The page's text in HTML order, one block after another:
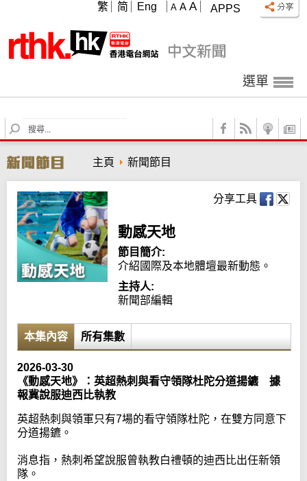
APPS
A A A
繁 简 Eng
選單
S
e
r
c
h
主頁 新聞節目
分享工具
動感天地
節目簡介:
介紹國際及本地體壇最新動態。
主持人:
新聞部編輯
本集內容 所有集數
2026-03-30
《動感天地》：英超熱刺與看守領隊杜陀分道揚鑣 據
報冀說服迪西比執教
英超熱刺與領軍只有7場的看守領隊杜陀，在雙方同意下
分道揚鑣。
消息指，熱刺希望說服曾執教白禮頓的迪西比出任新領
隊。